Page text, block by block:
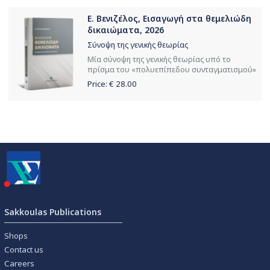
Ε. Βενιζέλος, Εισαγωγή στα θεμελιώδη
δικαιώματα, 2026
Σύνοψη της γενικής θεωρίας
Μία σύνοψη της γενικής θεωρίας υπό το
πρίσμα του «πολυεπίπεδου συνταγματισμού»
Price: € 28.00
Sakkoulas Publications
Shops
Contact us
Careers